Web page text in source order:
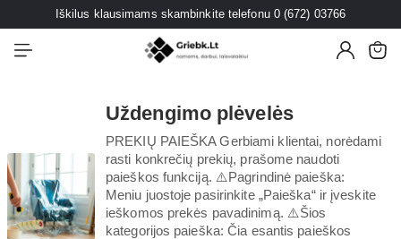
Iškilus klausimams skambinkite telefonu 0 (672) 03766
Uždengimo plėvelės
PREKIŲ PAIEŠKA Gerbiami klientai, norėdami
rasti konkrečių prekių, prašome naudoti
paieškos funkciją. ⚠️Pagrindinė paieška:
Meniu juostoje pasirinkite „Paieška“ ir įveskite
ieškomos prekės pavadinimą. ⚠️Šios
kategorijos paieška: Čia esantis paieškos